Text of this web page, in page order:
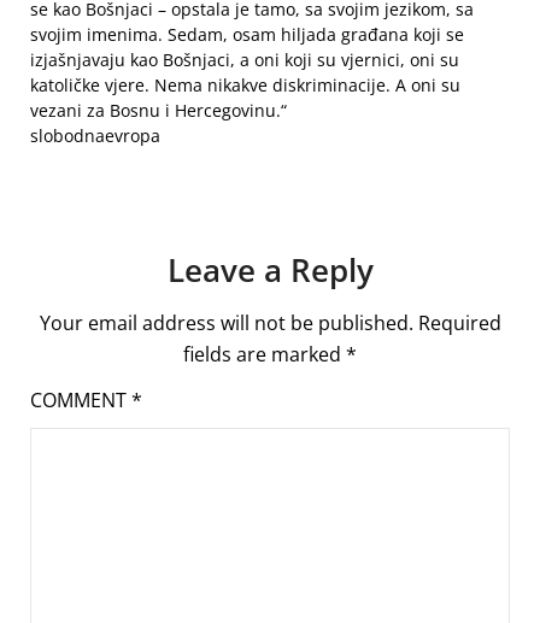
se kao Bošnjaci – opstala je tamo, sa svojim jezikom, sa
svojim imenima. Sedam, osam hiljada građana koji se
izjašnjavaju kao Bošnjaci, a oni koji su vjernici, oni su
katoličke vjere. Nema nikakve diskriminacije. A oni su
vezani za Bosnu i Hercegovinu.“
slobodnaevropa
Leave a Reply
Your email address will not be published. Required
fields are marked *
COMMENT*